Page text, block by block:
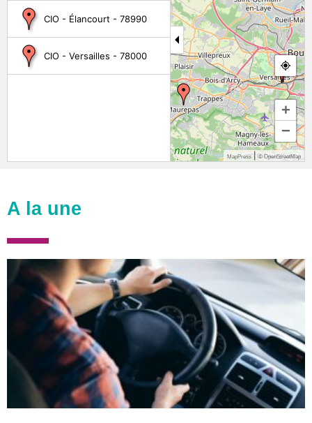
CIO - Élancourt - 78990
CIO - Versailles - 78000
+
−
MapPress|© OpenStreetMap
A la une